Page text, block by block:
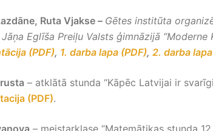
Ruta Vjakse – Gētes institūta
Eglīša Preiļu Valsts ģimnāzijā “Moderne
(PDF), 1. darba lapa (PDF), 2. darba
– atklātā stunda “Kāpēc Latvijai ir
(PDF).
– meistarklase “Matemātikas stunda